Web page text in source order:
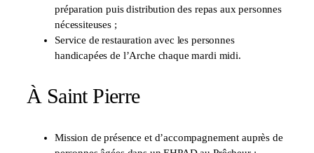
préparation puis distribution des repas aux personnes
nécessiteuses ;
Service de restauration avec les personnes
handicapées de l’Arche chaque mardi midi.
À Saint Pierre
Mission de présence et d’accompagnement auprès de